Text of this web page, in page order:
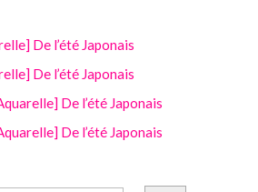
De l’été Japonais
De l’été Japonais
De l’été Japonais
De l’été Japonais